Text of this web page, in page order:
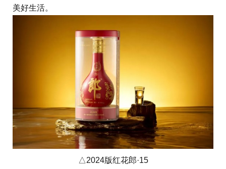
美好生活。
△2024版红花郎·15